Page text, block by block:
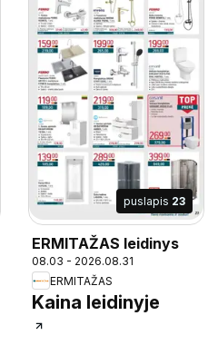
puslapis 23
ERMITAŽAS leidinys
08.03 - 2026.08.31
ERMITAŽAS
Kaina leidinyje